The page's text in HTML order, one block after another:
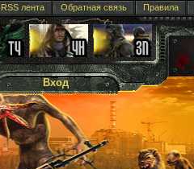
RSS лента Обратная связь Правила
Вход